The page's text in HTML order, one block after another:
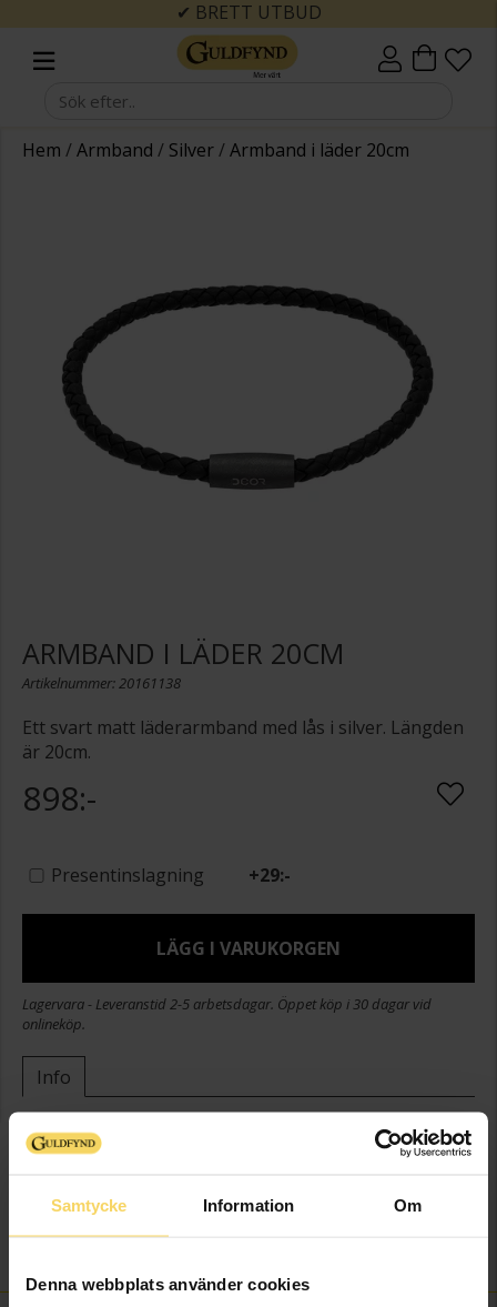
Samtycke Information Om
Denna webbplats använder cookies
✔ BRETT UTBUD
Hem /Armband / Silver/Armband i läder 20cm
ARMBAND I LÄDER 20CM
Artikelnummer: 20161138
Ett svart matt läderarmband med lås i silver. Längden
är 20cm.
898:-
Presentinslagning +29:-
LÄGG I VARUKORGEN
Lagervara - Leveranstid 2-5 arbetsdagar. Öppet köp i 30 dagar vid
onlineköp.
Info
Bredd ca (mm)
Höjd ca (mm)
Varumärke